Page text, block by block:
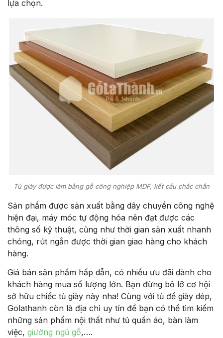
lựa chọn.
Tủ giày được làm bằng gỗ công nghiệp MDF, kết cấu chắc chắn
Sản phẩm được sản xuất bằng dây chuyền công nghệ
hiện đại, máy móc tự động hóa nên đạt được các
thông số kỹ thuật, cũng như thời gian sản xuất nhanh
chóng, rút ngắn được thời gian giao hàng cho khách
hàng.
Giá bán sản phẩm hấp dẫn, có nhiều ưu đãi dành cho
khách hàng mua số lượng lớn. Bạn đừng bỏ lỡ cơ hội
sở hữu chiếc tủ giày này nha! Cùng với tủ để giày dép,
Golathanh còn là địa chỉ uy tín để bạn có thể tìm kiếm
những sản phẩm nội thất như tủ quần áo, bàn làm
việc, giường ngủ gỗ,….